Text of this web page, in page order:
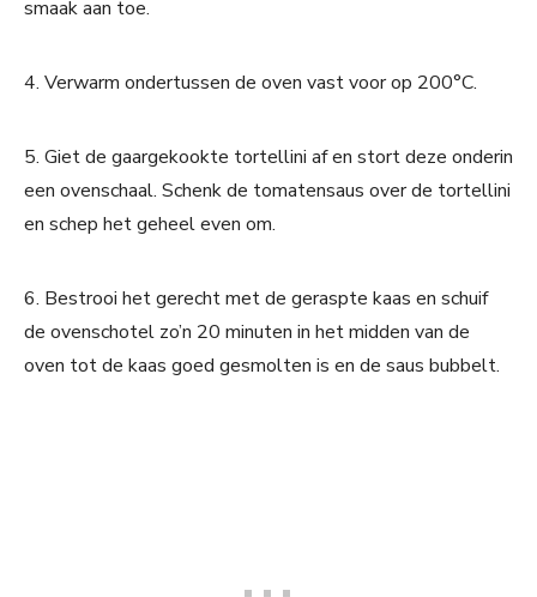
smaak aan toe.
4. Verwarm ondertussen de oven vast voor op 200°C.
5. Giet de gaargekookte tortellini af en stort deze onderin
een ovenschaal. Schenk de tomatensaus over de tortellini
en schep het geheel even om.
6. Bestrooi het gerecht met de geraspte kaas en schuif
de ovenschotel zo’n 20 minuten in het midden van de
oven tot de kaas goed gesmolten is en de saus bubbelt.